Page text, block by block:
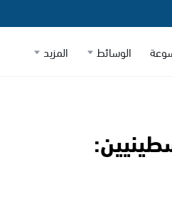
الوسائط المزيد